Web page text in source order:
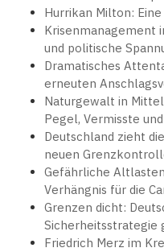
Hurrikan Milton:
Krisenmanagement
und politische
Dramatisches
erneuten
Naturgewalt in
Pegel, Vermisste
Deutschland zieht
neuen
Gefährliche
Verhängnis für die
Grenzen dicht:
Sicherheitsstrategie
Friedrich Merz im